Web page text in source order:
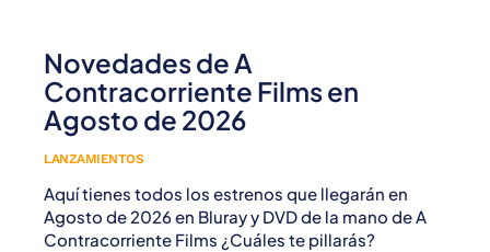
Novedades de A
Contracorriente Films en
Agosto de 2026
LANZAMIENTOS
Aquí tienes todos los estrenos que llegarán en
Agosto de 2026 en Bluray y DVD de la mano de A
Contracorriente Films ¿Cuáles te pillarás?